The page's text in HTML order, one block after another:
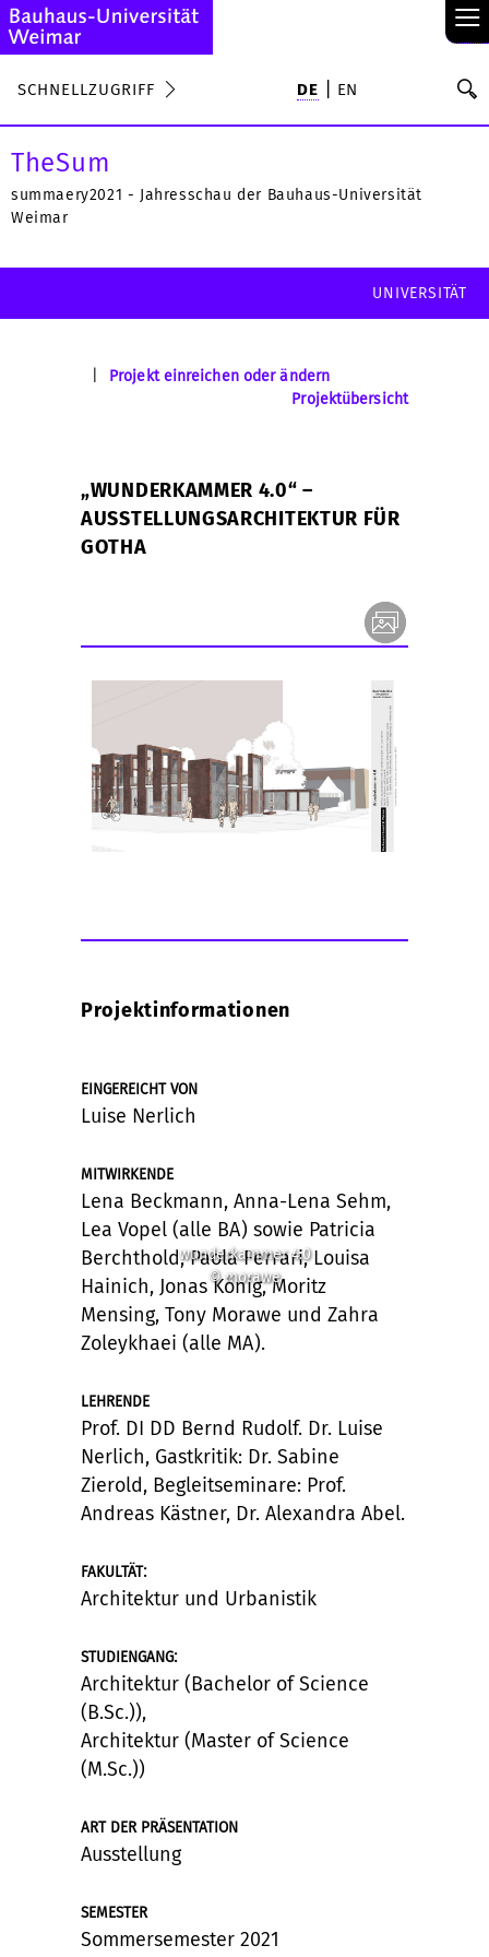
≡
SCHNELLZUGRIFF DE EN
TheSum
summaery2021 - Jahresschau der Bauhaus-Universität
Weimar
UNIVERSITÄT
Projekt einreichen oder ändern
Projektübersicht
„WUNDERKAMMER 4.0“ –
AUSSTELLUNGSARCHITEKTUR FÜR
GOTHA
wunderkammer 4.0
© morawe
Projektinformationen
EINGEREICHT VON
Luise Nerlich
MITWIRKENDE
Lena Beckmann, Anna-Lena Sehm,
Lea Vopel (alle BA) sowie Patricia
Berchthold, Paola Ferrari, Louisa
Hainich, Jonas König, Moritz
Mensing, Tony Morawe und Zahra
Zoleykhaei (alle MA).
LEHRENDE
Prof. DI DD Bernd Rudolf. Dr. Luise
Nerlich, Gastkritik: Dr. Sabine
Zierold, Begleitseminare: Prof.
Andreas Kästner, Dr. Alexandra Abel.
FAKULTÄT:
Architektur und Urbanistik
STUDIENGANG:
Architektur (Bachelor of Science
(B.Sc.)),
Architektur (Master of Science
(M.Sc.))
ART DER PRÄSENTATION
Ausstellung
SEMESTER
Sommersemester 2021